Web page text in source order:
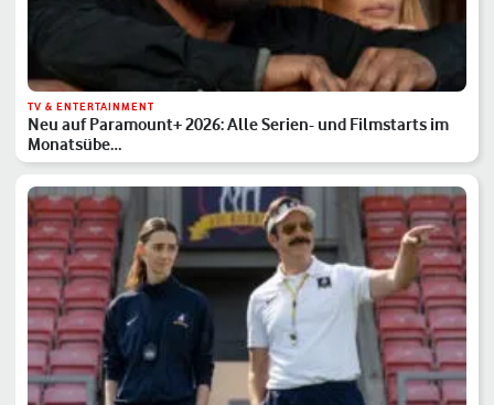
TV & ENTERTAINMENT
Neu auf Paramount+ 2026: Alle Serien- und Filmstarts im
Monatsübe…